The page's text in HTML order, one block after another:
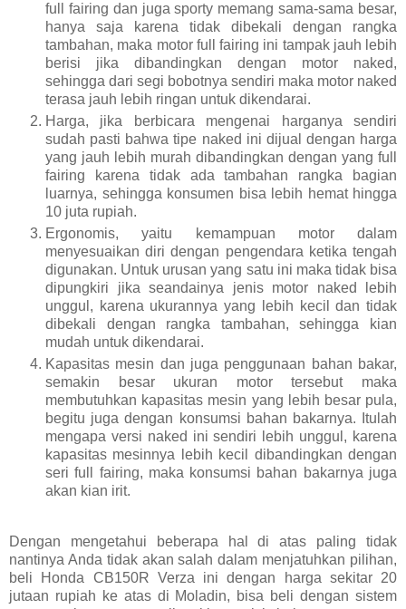
full fairing dan juga sporty memang sama-sama besar,
hanya saja karena tidak dibekali dengan rangka
tambahan, maka motor full fairing ini tampak jauh lebih
berisi jika dibandingkan dengan motor naked,
sehingga dari segi bobotnya sendiri maka motor naked
terasa jauh lebih ringan untuk dikendarai.
Harga, jika berbicara mengenai harganya sendiri
sudah pasti bahwa tipe naked ini dijual dengan harga
yang jauh lebih murah dibandingkan dengan yang full
fairing karena tidak ada tambahan rangka bagian
luarnya, sehingga konsumen bisa lebih hemat hingga
10 juta rupiah.
Ergonomis, yaitu kemampuan motor dalam
menyesuaikan diri dengan pengendara ketika tengah
digunakan. Untuk urusan yang satu ini maka tidak bisa
dipungkiri jika seandainya jenis motor naked lebih
unggul, karena ukurannya yang lebih kecil dan tidak
dibekali dengan rangka tambahan, sehingga kian
mudah untuk dikendarai.
Kapasitas mesin dan juga penggunaan bahan bakar,
semakin besar ukuran motor tersebut maka
membutuhkan kapasitas mesin yang lebih besar pula,
begitu juga dengan konsumsi bahan bakarnya. Itulah
mengapa versi naked ini sendiri lebih unggul, karena
kapasitas mesinnya lebih kecil dibandingkan dengan
seri full fairing, maka konsumsi bahan bakarnya juga
akan kian irit.
Dengan mengetahui beberapa hal di atas paling tidak
nantinya Anda tidak akan salah dalam menjatuhkan pilihan,
beli Honda CB150R Verza ini dengan harga sekitar 20
jutaan rupiah ke atas di Moladin, bisa beli dengan sistem